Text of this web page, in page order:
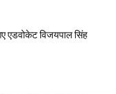
एडवोकेट विजयपाल सिंह